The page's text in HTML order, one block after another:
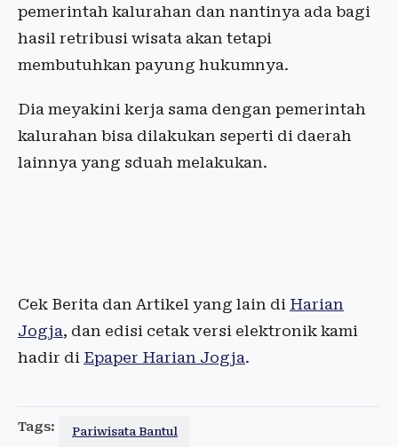
pemerintah kalurahan dan nantinya ada bagi
hasil retribusi wisata akan tetapi
membutuhkan payung hukumnya.
Dia meyakini kerja sama dengan pemerintah
kalurahan bisa dilakukan seperti di daerah
lainnya yang sduah melakukan.
Cek Berita dan Artikel yang lain di Harian
Jogja, dan edisi cetak versi elektronik kami
hadir di Epaper Harian Jogja.
Tags: Pariwisata Bantul